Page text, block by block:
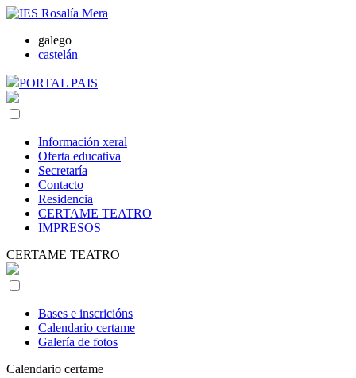
galego
castelán
PORTAL PAIS
Información xeral
Oferta educativa
Secretaría
Contacto
Residencia
CERTAME TEATRO
IMPRESOS
CERTAME TEATRO
Bases e inscricións
Calendario certame
Galería de fotos
Calendario certame